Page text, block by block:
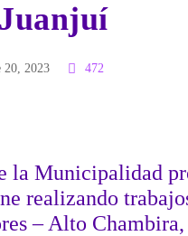
20, 2023 472
la Municipalidad
realizando
– Alto